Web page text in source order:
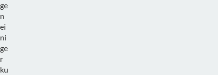
ge
n
ei
ni
ge
r
ku